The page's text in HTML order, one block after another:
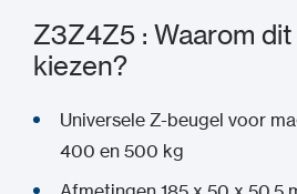
Z3Z4Z5 : Waarom
kiezen?
Universele Z-beugel voor
400 en 500 kg